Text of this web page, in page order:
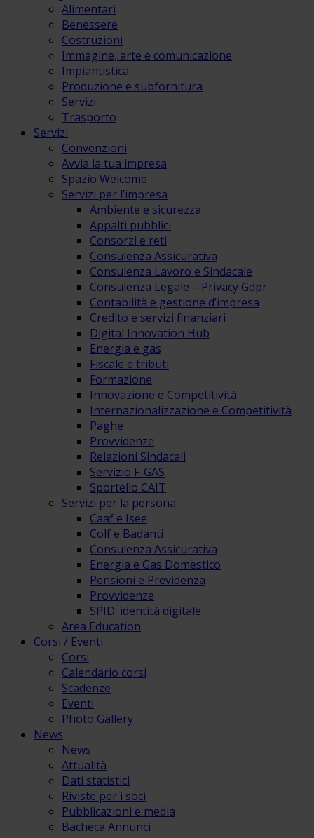
Alimentari
Benessere
Costruzioni
Immagine, arte e comunicazione
Impiantistica
Produzione e subfornitura
Servizi
Trasporto
Servizi
Convenzioni
Avvia la tua impresa
Spazio Welcome
Servizi per l’impresa
Ambiente e sicurezza
Appalti pubblici
Consorzi e reti
Consulenza Assicurativa
Consulenza Lavoro e Sindacale
Consulenza Legale – Privacy Gdpr
Contabilità e gestione d’impresa
Credito e servizi finanziari
Digital Innovation Hub
Energia e gas
Fiscale e tributi
Formazione
Innovazione e Competitività
Internazionalizzazione e Competitività
Paghe
Provvidenze
Relazioni Sindacali
Servizio F-GAS
Sportello CAIT
Servizi per la persona
Caaf e Isee
Colf e Badanti
Consulenza Assicurativa
Energia e Gas Domestico
Pensioni e Previdenza
Provvidenze
SPID: identità digitale
Area Education
Corsi / Eventi
Corsi
Calendario corsi
Scadenze
Eventi
Photo Gallery
News
News
Attualità
Dati statistici
Riviste per i soci
Pubblicazioni e media
Bacheca Annunci